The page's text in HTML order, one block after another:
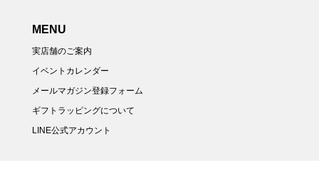
MENU
実店舗のご案内
イベントカレンダー
メールマガジン登録フォーム
ギフトラッピングについて
LINE公式アカウント